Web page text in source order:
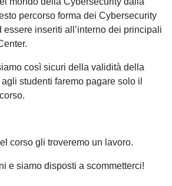
percorso forma dei Cybersecurity
essere inseriti all’interno dei principali
così sicuri della validità della
studenti faremo pagare solo il
corso gli troveremo un lavoro.
e siamo disposti a scommetterci!